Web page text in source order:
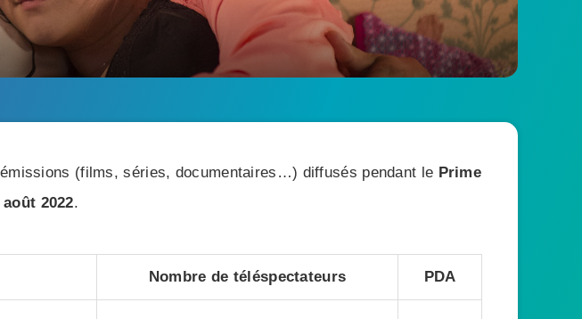
(films, séries, documentaires…) diffusés pendant le Prime
2022.
Nombre de téléspectateurs PDA